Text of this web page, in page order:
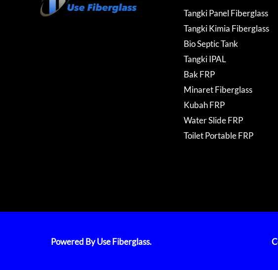
Tangki Panel Fiberglass
Tangki Kimia Fiberglass
Bio Septic Tank
Tangki IPAL
Bak FRP
Minaret Fiberglass
Kubah FRP
Water Slide FRP
Toilet Portable FRP
Powered By Use Fiberglass.